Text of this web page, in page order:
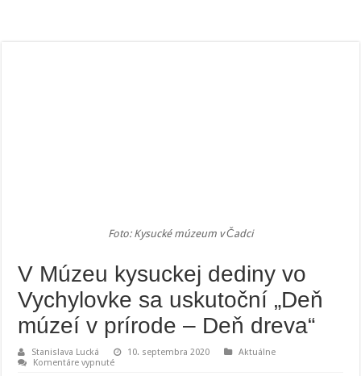
Foto: Kysucké múzeum v Čadci
V Múzeu kysuckej dediny vo
Vychylovke sa uskutoční „Deň
múzeí v prírode – Deň dreva“
Stanislava Lucká 10. septembra 2020
Aktuálne
Komentáre vypnuténa